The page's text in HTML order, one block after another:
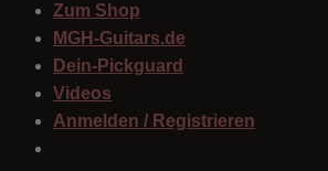
Zum Shop
MGH-Guitars.de
Dein-Pickguard
Videos
Anmelden / Registrieren